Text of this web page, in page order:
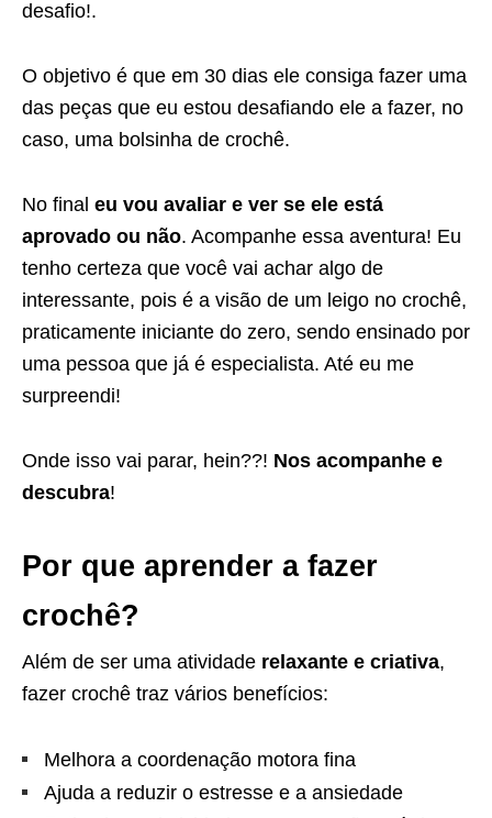
desafio!.
O objetivo é que em 30 dias ele consiga fazer uma
das peças que eu estou desafiando ele a fazer, no
caso, uma bolsinha de crochê.
No final eu vou avaliar e ver se ele está
aprovado ou não. Acompanhe essa aventura! Eu
tenho certeza que você vai achar algo de
interessante, pois é a visão de um leigo no crochê,
praticamente iniciante do zero, sendo ensinado por
uma pessoa que já é especialista. Até eu me
surpreendi!
Onde isso vai parar, hein??! Nos acompanhe e
descubra!
Por que aprender a fazer
crochê?
Além de ser uma atividade relaxante e criativa,
fazer crochê traz vários benefícios:
Melhora a coordenação motora fina
Ajuda a reduzir o estresse e a ansiedade